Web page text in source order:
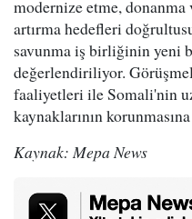
modernize etme,
artırma hedefleri
savunma iş birliğinin yeni
değerlendiriliyor.
faaliyetleri ile Somali'nin
kaynaklarının
Kaynak: Mepa News